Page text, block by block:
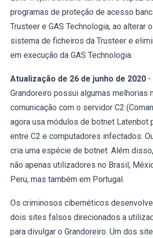
programas de proteção de acesso
Trusteer e GAS Technologia, ao alterar
sistema de ficheiros da Trusteer e
em execução da GAS Technologia.
Atualização de 26 de junho de 2020 -
Grandoreiro possui algumas melhorias
comunicação com o servidor C2
agora usa módulos de botnet Latenbot
entre C2 e computadores infectados.
cria uma espécie de botnet. Além
não apenas utilizadores no Brasil,
Peru, mas também em Portugal.
Os criminosos cibernéticos
dois sites falsos direcionados a
para divulgar o Grandoreiro. Um dos